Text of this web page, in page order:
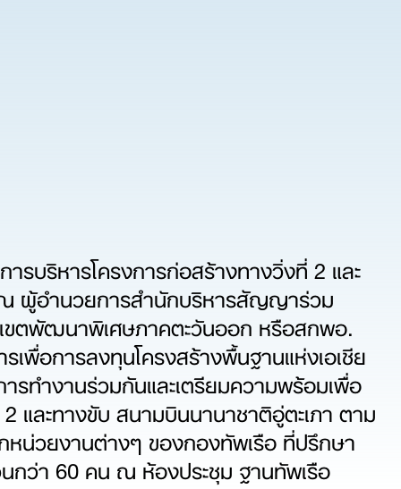
รบริหารโครงการก่อสร้างทางวิ่งที่ 2 และ
ณ ผู้อำนวยการสำนักบริหารสัญญาร่วม
ขตพัฒนาพิเศษภาคตะวันออก หรือสกพอ.
อการลงทุนโครงสร้างพื้นฐานแห่งเอเชีย
ทำงานร่วมกันและเตรียมความพร้อมเพื่อ
และทางขับ สนามบินนานาชาติอู่ตะเภา ตาม
หน่วยงานต่างๆ ของกองทัพเรือ ที่ปรึกษา
กว่า 60 คน ณ ห้องประชุม ฐานทัพเรือ